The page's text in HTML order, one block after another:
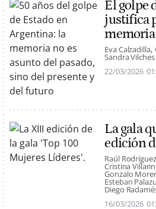
El golpe
justifica
memoria
Eva Calzadilla
Sandra Vilches
22/03/2026
La gala
edición
Raúl Rodríguez
Cristina
Gonzalo
Esteban
Diego
16/03/2026